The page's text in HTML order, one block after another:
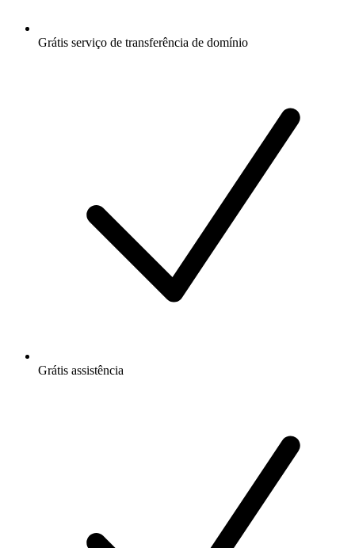
Grátis serviço de transferência de domínio
Grátis assistência